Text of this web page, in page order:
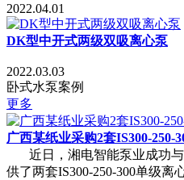
2022.04.01
DK型中开式两级双吸离心泵
2022.03.03
卧式水泵案例
更多
广西某纸业采购2套IS300-250-
近日，湘电智能泵业成功与
供了两套IS300-250-300单级